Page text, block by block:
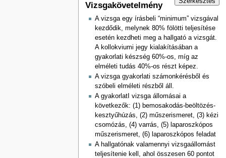
Vizsgakövetelmény
A vizsga egy írásbeli “minimum” vizsgával
kezdődik, melynek 80% fölötti teljesítése
esetén kezdheti meg a hallgató a vizsgát.
A kollokviumi jegy kialakításában a
gyakorlati készség 60%-os, míg az
elméleti tudás 40%-os részt képez.
A vizsga gyakorlati számonkérésből és
szóbeli elméleti részből áll.
A gyakorlatI vizsga állomásai a
következők: (1) bemosakodás-beöltözés-
kesztyűhúzás, (2) műszerismeret, (3) kézi
csomózás, (4) varrás, (5) laparoszkópos
műszerismeret, (6) laparoszkópos feladat
A hallgatónak valamennyi vizsgaállomást
teljesítenie kell, ahol összesen 60 pontot